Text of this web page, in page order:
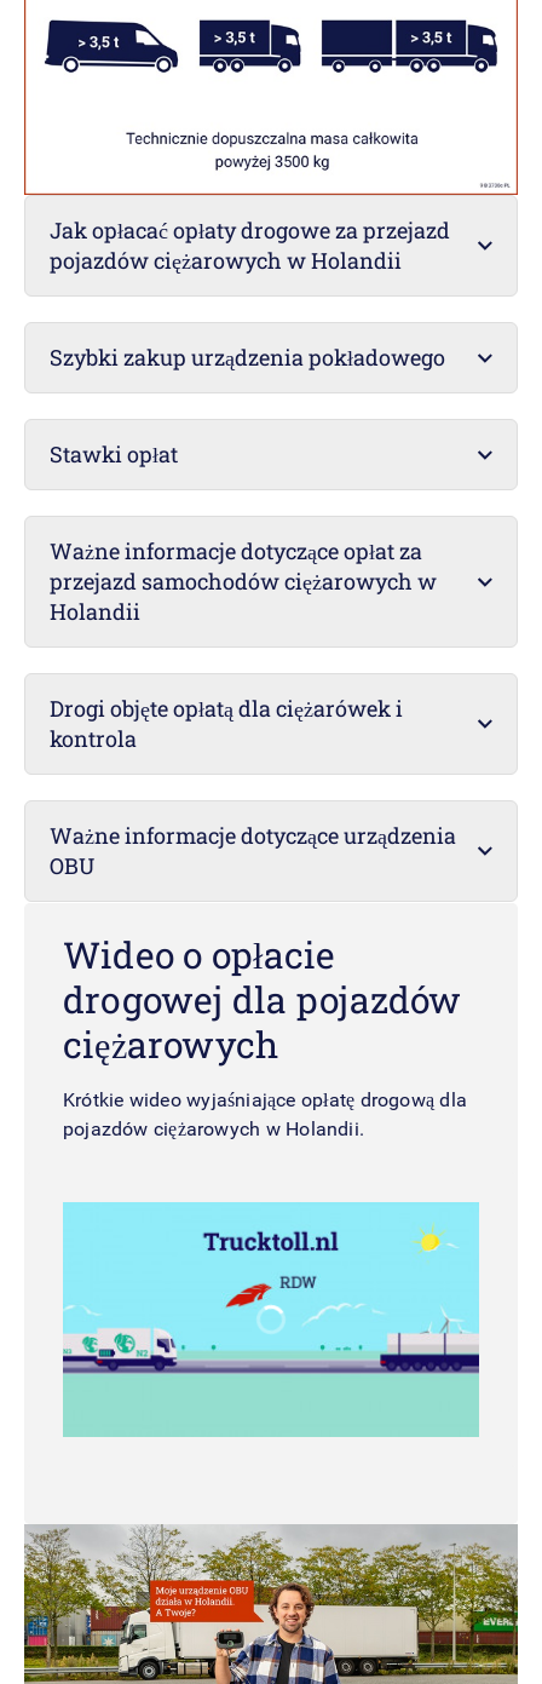
Jak opłacać opłaty drogowe za przejazd
pojazdów ciężarowych w Holandii
Szybki zakup urządzenia pokładowego
Stawki opłat
Ważne informacje dotyczące opłat za
przejazd samochodów ciężarowych w
Holandii
Drogi objęte opłatą dla ciężarówek i
kontrola
Ważne informacje dotyczące urządzenia
OBU
Wideo o opłacie
drogowej dla pojazdów
ciężarowych
Krótkie wideo wyjaśniające opłatę drogową dla
pojazdów ciężarowych w Holandii.